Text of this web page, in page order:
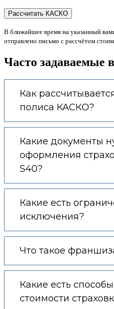
В ближайшее время на указанный
отправлено письмо с рассчётом
Часто задаваемые
Как
полиса КАСКО?
Какие документы
оформления
S40?
Какие есть
исключения?
Что такое
Какие есть
стоимости